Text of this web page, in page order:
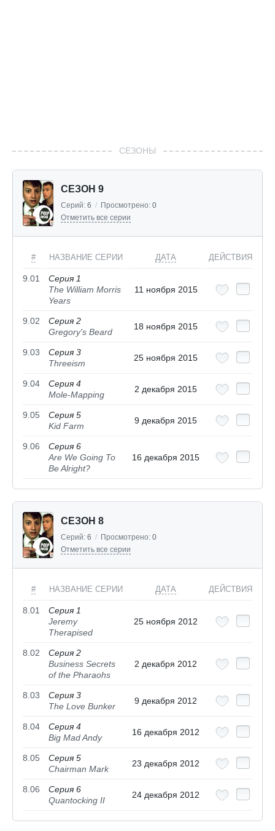
СЕЗОНЫ
СЕЗОН 9
Серий: 6 / Просмотрено: 0
Отметить все серии
# НАЗВАНИЕ СЕРИИ ДАТА ДЕЙСТВИЯ
9.01
Серия 1
The William Morris
Years
11 ноября 2015
9.02
Серия 2
Gregory's Beard
18 ноября 2015
9.03
Серия 3
Threeism
25 ноября 2015
9.04
Серия 4
Mole-Mapping
2 декабря 2015
9.05
Серия 5
Kid Farm
9 декабря 2015
9.06
Серия 6
Are We Going To
Be Alright?
16 декабря 2015
СЕЗОН 8
Серий: 6 / Просмотрено: 0
Отметить все серии
# НАЗВАНИЕ СЕРИИ ДАТА ДЕЙСТВИЯ
8.01
Серия 1
Jeremy
Therapised
25 ноября 2012
8.02
Серия 2
Business Secrets
of the Pharaohs
2 декабря 2012
8.03
Серия 3
The Love Bunker
9 декабря 2012
8.04
Серия 4
Big Mad Andy
16 декабря 2012
8.05
Серия 5
Chairman Mark
23 декабря 2012
8.06
Серия 6
Quantocking II
24 декабря 2012